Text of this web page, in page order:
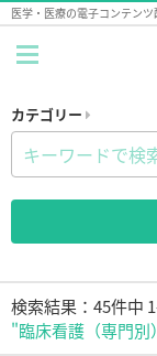
医学・医療の電子コンテン
カテゴリー
検索結果：45件中
"臨床看護（専門別